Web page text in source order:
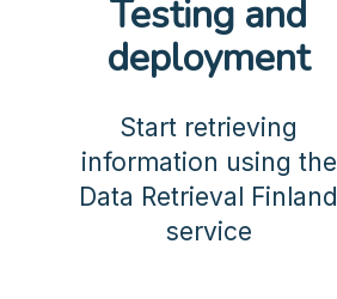
Testing and
deployment
Start retrieving
information using the
Data Retrieval Finland
service